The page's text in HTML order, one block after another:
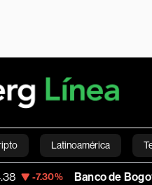
Latinoamérica
vida Mundo Videos
Banco de Bogota 38,580.00